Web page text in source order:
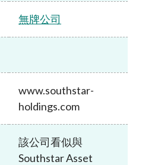
無牌公司
www.southstar-
holdings.com
該公司看似與
Southstar Asset